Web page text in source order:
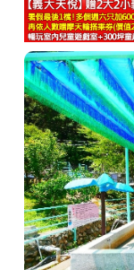
商家合作
推薦景點
討論區
聯絡我們
APP下載